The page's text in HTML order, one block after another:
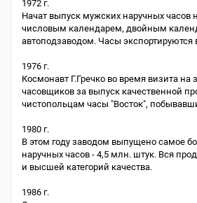
1972 г.
Начат выпуск мужских наручных часов
числовым календарем, двойным
автоподзаводом. Часы экспортируются
1976 г.
Космонавт Г.Гречко во время визита на
часовщиков за выпуск качественной
чистопольцам часы "Восток",
1980 г.
В этом году заводом выпущено самое
наручных часов - 4,5 млн. штук. Вся
и высшей категорий качества.
1986 г.